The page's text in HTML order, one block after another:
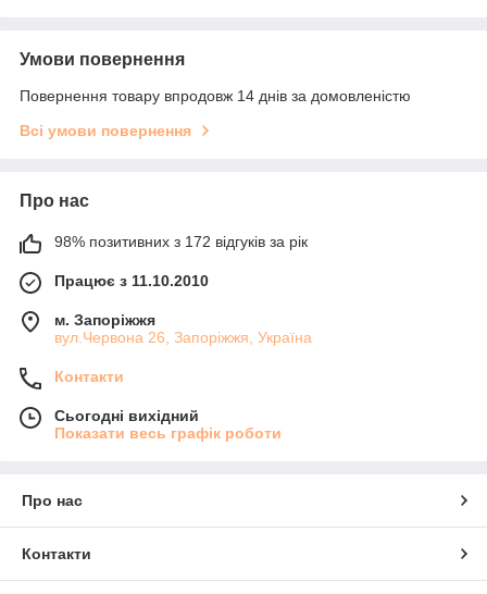
Умови повернення
Повернення товару впродовж 14 днів за домовленістю
Всі умови повернення
Про нас
98% позитивних з 172 відгуків за рік
Працює з 11.10.2010
м. Запоріжжя
вул.Червона 26, Запоріжжя, Україна
Контакти
Сьогодні вихідний
Показати весь графік роботи
Про нас
Контакти